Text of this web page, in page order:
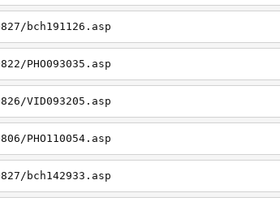
bch191126.asp
PHO093035.asp
VID093205.asp
PHO110054.asp
bch142933.asp